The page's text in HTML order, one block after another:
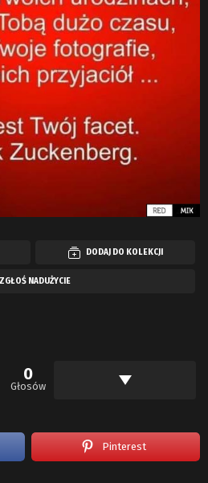
DODAJ DO KOLEKCJI
ZGŁOŚ NADUŻYCIE
0
Głosów
Pinterest